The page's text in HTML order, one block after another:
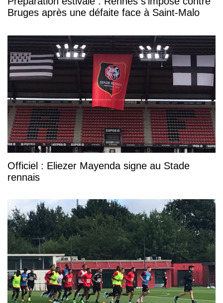
Bruges après une défaite face à Saint-Malo
Officiel : Eliezer Mayenda signe au Stade
rennais